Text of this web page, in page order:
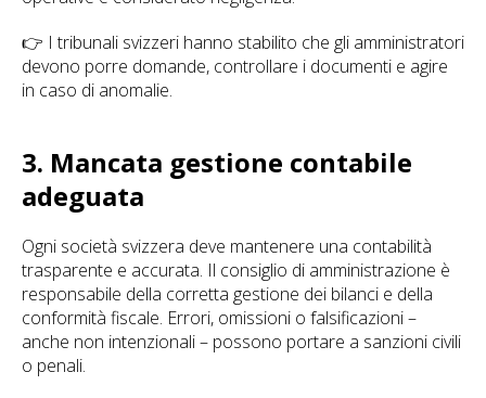
👉 I tribunali svizzeri hanno stabilito che gli amministratori
devono porre domande, controllare i documenti e agire
in caso di anomalie.
3. Mancata gestione contabile
adeguata
Ogni società svizzera deve mantenere una contabilità
trasparente e accurata. Il consiglio di amministrazione è
responsabile della corretta gestione dei bilanci e della
conformità fiscale. Errori, omissioni o falsificazioni –
anche non intenzionali – possono portare a sanzioni civili
o penali.